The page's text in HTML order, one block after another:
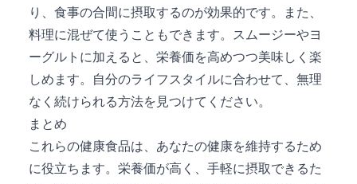
り、食事の合間に摂取するのが効果的です。また、
料理に混ぜて使うこともできます。スムージーやヨ
ーグルトに加えると、栄養価を高めつつ美味しく楽
しめます。自分のライフスタイルに合わせて、無理
なく続けられる方法を見つけてください。
まとめ
これらの健康食品は、あなたの健康を維持するため
に役立ちます。栄養価が高く、手軽に摂取できるた